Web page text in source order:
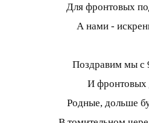
Для фронтовых
А нами -
Поздравим мы с
И фронтовых
Родные, дольше